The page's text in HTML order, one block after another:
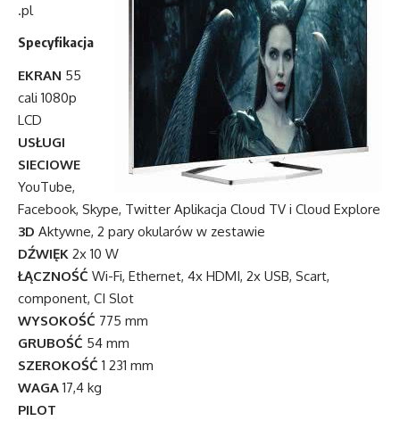
.pl
Specyfikacja
EKRAN 55
cali 1080p
LCD
USŁUGI
SIECIOWE
YouTube,
Facebook, Skype, Twitter Aplikacja Cloud TV i Cloud Explore
3D Aktywne, 2 pary okularów w zestawie
DŹWIĘK 2x 10 W
ŁĄCZNOŚĆ Wi-Fi, Ethernet, 4x HDMI, 2x USB, Scart,
component, CI Slot
WYSOKOŚĆ 775 mm
GRUBOŚĆ 54 mm
SZEROKOŚĆ 1 231 mm
WAGA 17,4 kg
PILOT